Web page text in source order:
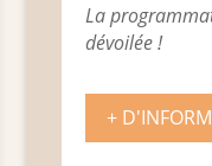
La
dévoilée !
+